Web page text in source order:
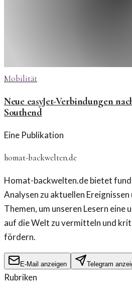
Mobilität
Neue easyJet-Verbindungen
Southend
Eine Publikation
homat-backwelten.de
Homat-backwelten.de bietet
Analysen zu aktuellen
Themen, um unseren Lesern eine
auf die Welt zu vermitteln und
fördern.
E-Mail anzeigen Telegram
Rubriken